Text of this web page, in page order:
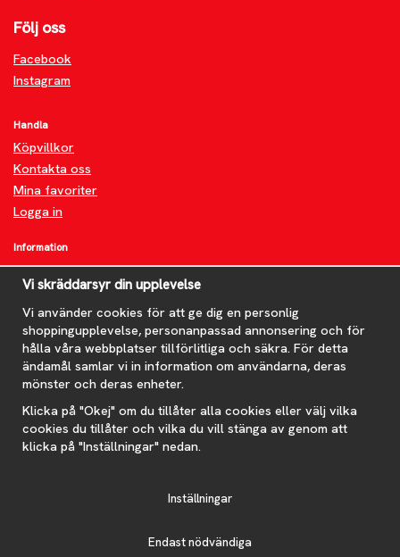
Följ oss
Facebook
Instagram
Handla
Köpvillkor
Kontakta oss
Mina favoriter
Logga in
Information
Om oss
FAQ
Nyheter
Nyhetsbrev
Om cookies
Prenumerera på nyhetsbrevet för våra bästa erbjudanden och
nyheter!
E-
postadress
Vi skräddarsyr din upplevelse
Vi använder cookies för att ge dig en personlig
shoppingupplevelse, personanpassad annonsering och för
hålla våra webbplatser tillförlitliga och säkra. För detta
ändamål samlar vi in information om användarna, deras
mönster och deras enheter.
Klicka på "Okej" om du tillåter alla cookies eller välj vilka
cookies du tillåter och vilka du vill stänga av genom att
klicka på "Inställningar" nedan.
Inställningar
Endast nödvändiga